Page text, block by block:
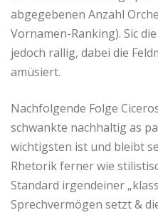
abgegebenen Anzahl
Vornamen-Ranking). Sic
jedoch rallig, dabei die
amüsiert.
Nachfolgende Folge
schwankte nachhaltig as
wichtigsten ist und bleibt
Rhetorik ferner wie
Standard irgendeiner
Sprechvermögen setzt &